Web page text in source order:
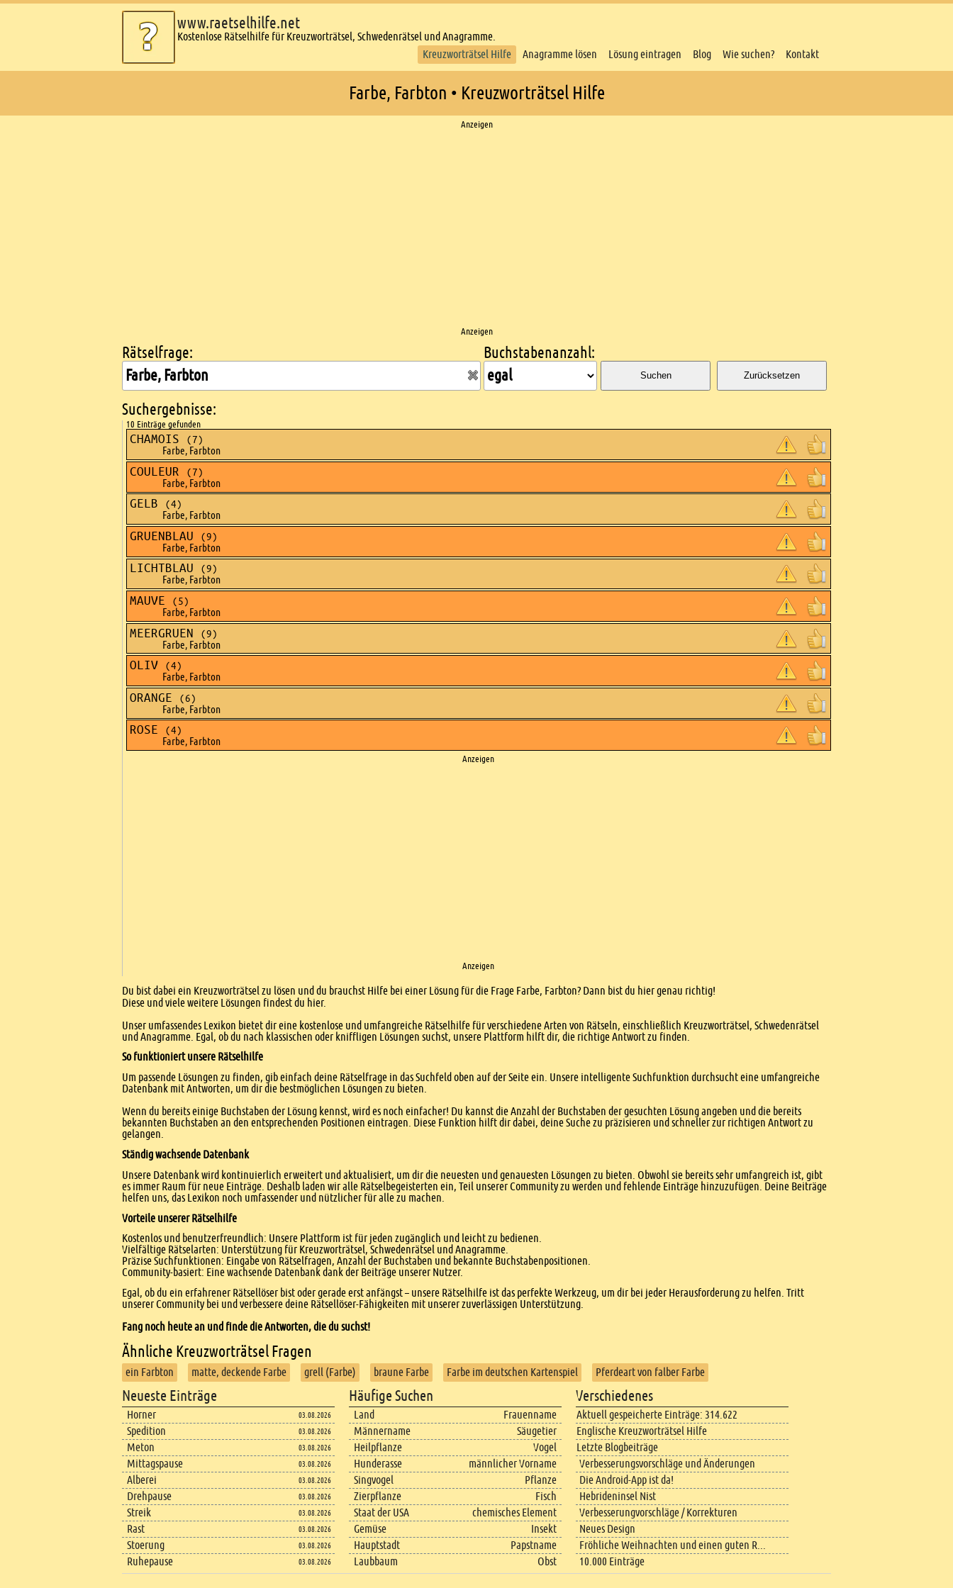
www.raetselhilfe.net
Kostenlose Rätselhilfe für Kreuzworträtsel, Schwedenrätsel und Anagramme.
Kreuzworträtsel Hilfe
Anagramme lösen Lösung eintragen Blog Wie suchen? Kontakt
Farbe, Farbton • Kreuzworträtsel Hilfe
Anzeigen
Anzeigen
Kreuzworträtsel suchen
Rätselfrage: Buchstabenanzahl:
Suchen Zurücksetzen
Suchergebnisse:
10 Einträge gefunden
CHAMOIS (7)
Farbe, Farbton
COULEUR
(7)
Farbe, Farbton
GELB
(4)
Farbe, Farbton
GRUENBLAU
(9)
Farbe, Farbton
LICHTBLAU
(9)
Farbe, Farbton
MAUVE
(5)
Farbe, Farbton
MEERGRUEN
(9)
Farbe, Farbton
OLIV
(4)
Farbe, Farbton
ORANGE
(6)
Farbe, Farbton
ROSE
(4)
Farbe, Farbton
Anzeigen
Anzeigen
Einleitung
Du bist dabei ein Kreuzworträtsel zu lösen und du brauchst Hilfe bei einer Lösung für die Frage Farbe, Farbton? Dann bist du hier genau richtig!
Diese und viele weitere Lösungen findest du hier.
Unser umfassendes Lexikon bietet dir eine kostenlose und umfangreiche Rätselhilfe für verschiedene Arten von Rätseln, einschließlich Kreuzworträtsel, Schwedenrätsel
und Anagramme. Egal, ob du nach klassischen oder kniffligen Lösungen suchst, unsere Plattform hilft dir, die richtige Antwort zu finden.
So funktioniert unsere Rätselhilfe
Um passende Lösungen zu finden, gib einfach deine Rätselfrage in das Suchfeld oben auf der Seite ein. Unsere intelligente Suchfunktion durchsucht eine umfangreiche
Datenbank mit Antworten, um dir die bestmöglichen Lösungen zu bieten.
Wenn du bereits einige Buchstaben der Lösung kennst, wird es noch einfacher! Du kannst die Anzahl der Buchstaben der gesuchten Lösung angeben und die bereits
bekannten Buchstaben an den entsprechenden Positionen eintragen. Diese Funktion hilft dir dabei, deine Suche zu präzisieren und schneller zur richtigen Antwort zu
gelangen.
Ständig wachsende Datenbank
Unsere Datenbank wird kontinuierlich erweitert und aktualisiert, um dir die neuesten und genauesten Lösungen zu bieten. Obwohl sie bereits sehr umfangreich ist, gibt
es immer Raum für neue Einträge. Deshalb laden wir alle Rätselbegeisterten ein, Teil unserer Community zu werden und fehlende Einträge hinzuzufügen. Deine Beiträge
helfen uns, das Lexikon noch umfassender und nützlicher für alle zu machen.
Vorteile unserer Rätselhilfe
Kostenlos und benutzerfreundlich: Unsere Plattform ist für jeden zugänglich und leicht zu bedienen.
Vielfältige Rätselarten: Unterstützung für Kreuzworträtsel, Schwedenrätsel und Anagramme.
Präzise Suchfunktionen: Eingabe von Rätselfragen, Anzahl der Buchstaben und bekannte Buchstabenpositionen.
Community-basiert: Eine wachsende Datenbank dank der Beiträge unserer Nutzer.
Egal, ob du ein erfahrener Rätsellöser bist oder gerade erst anfängst – unsere Rätselhilfe ist das perfekte Werkzeug, um dir bei jeder Herausforderung zu helfen. Tritt
unserer Community bei und verbessere deine Rätsellöser-Fähigkeiten mit unserer zuverlässigen Unterstützung.
Fang noch heute an und finde die Antworten, die du suchst!
Ähnliche Kreuzworträtsel Fragen
ein Farbton matte, deckende Farbe grell (Farbe) braune Farbe Farbe im deutschen Kartenspiel
Pferdeart von falber Farbe
Footer content
Neueste Einträge
Horner 03.08.2026
Spedition 03.08.2026
Meton 03.08.2026
Mittagspause 03.08.2026
Alberei 03.08.2026
Drehpause 03.08.2026
Streik 03.08.2026
Rast 03.08.2026
Stoerung 03.08.2026
Ruhepause 03.08.2026
Häufige Suchen
Land
Frauenname
Männername
Säugetier
Heilpflanze
Vogel
Hunderasse
männlicher Vorname
Singvogel
Pflanze
Zierpflanze
Fisch
Staat der USA
chemisches Element
Gemüse
Insekt
Hauptstadt
Papstname
Laubbaum
Obst
Verschiedenes
Aktuell gespeicherte Einträge: 314.622
Englische Kreuzworträtsel Hilfe
Letzte Blogbeiträge
Verbesserungsvorschläge und Änderungen
Die Android-App ist da!
Hebrideninsel Nist
Verbesserungvorschläge / Korrekturen
Neues Design
Fröhliche Weihnachten und einen guten R...
10.000 Einträge